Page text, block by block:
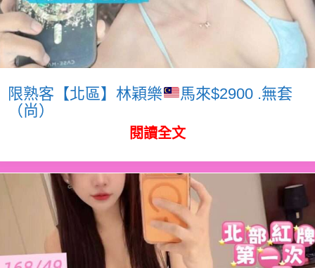
限熟客【北區】林穎樂
馬來$2900 .無套
（尚）
閱讀全文